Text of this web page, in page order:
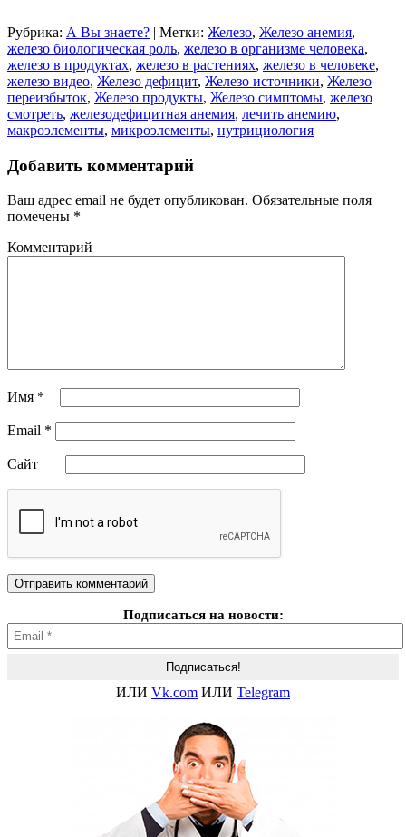
Рубрика: А Вы знаете? | Метки: Железо, Железо анемия,
железо биологическая роль, железо в организме человека,
железо в продуктах, железо в растениях, железо в человеке,
железо видео, Железо дефицит, Железо источники, Железо
переизбыток, Железо продукты, Железо симптомы, железо
смотреть, железодефицитная анемия, лечить анемию,
макроэлементы, микроэлементы, нутрициология
Добавить комментарий
Ваш адрес email не будет опубликован. Обязательные поля
помечены *
Комментарий
Имя *
Email *
Сайт
Подписаться на новости:
ИЛИ Vk.com ИЛИ Telegram